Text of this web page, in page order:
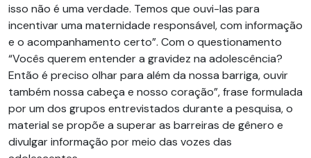
isso não é uma verdade. Temos que ouvi-las para
incentivar uma maternidade responsável, com informação
e o acompanhamento certo”. Com o questionamento
“Vocês querem entender a gravidez na adolescência?
Então é preciso olhar para além da nossa barriga, ouvir
também nossa cabeça e nosso coração”, frase formulada
por um dos grupos entrevistados durante a pesquisa, o
material se propõe a superar as barreiras de gênero e
divulgar informação por meio das vozes das